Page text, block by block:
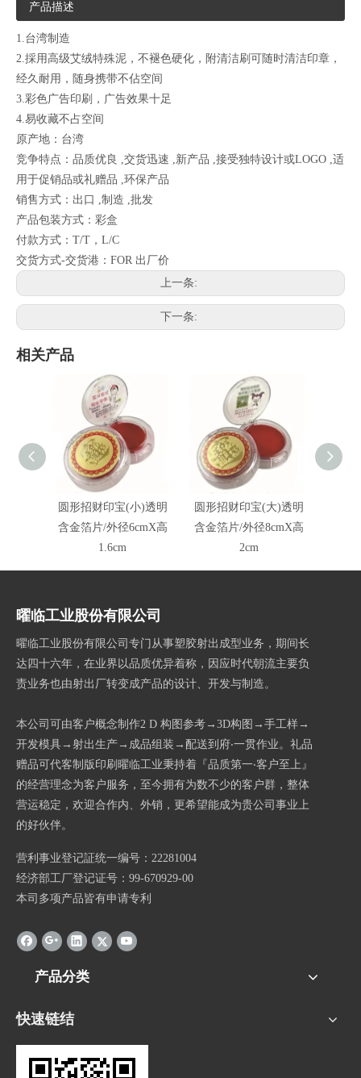
产品描述
1.台湾制造
2.採用高级艾绒特殊泥，不褪色硬化，附清洁刷可随时清洁印章，
经久耐用，随身携带不佔空间
3.彩色广告印刷，广告效果十足
4.易收藏不占空间
原产地：台湾
竞争特点：品质优良 ,交货迅速 ,新产品 ,接受独特设计或LOGO ,适
用于促销品或礼赠品 ,环保产品
销售方式：出口 ,制造 ,批发
产品包装方式：彩盒
付款方式：T/T，L/C
交货方式-交货港：FOR 出厂价
上一条:
下一条:
相关产品
圆形招财印宝(小)透明
含金箔片/外径6cmX高
1.6cm
圆形招财印宝(大)透明
含金箔片/外径8cmX高
2cm
曜临工业股份有限公司
曜临工业股份有限公司专门从事塑胶射出成型业务，期间长
达四十六年，在业界以品质优异着称，因应时代朝流主要负
责业务也由射出厂转变成产品的设计、开发与制造。
本公司可由客户概念制作2 D 构图参考→3D构图→手工样→
开发模具→射出生产→成品组装→配送到府‧一贯作业。礼品
赠品可代客制版印刷曜临工业秉持着『品质第一‧客户至上』
的经营理念为客户服务，至今拥有为数不少的客户群，整体
营运稳定，欢迎合作内、外销，更希望能成为贵公司事业上
的好伙伴。
营利事业登记証统一编号：22281004
经济部工厂登记证号：99-670929-00
本司多项产品皆有申请专利
产品分类
快速链结